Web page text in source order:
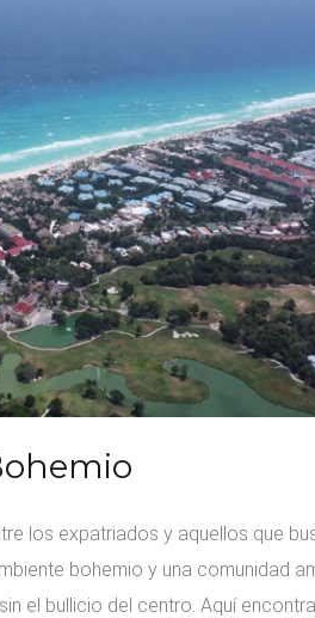
los expatriados y aquellos que
bohemio y una comunidad
el bullicio del centro. Aquí